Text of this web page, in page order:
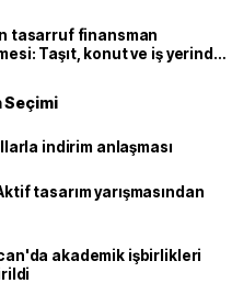
tasarruf finansman
Taşıt, konut ve iş yerinde
Seçimi
indirim anlaşması
tasarım yarışmasından
akademik işbirlikleri